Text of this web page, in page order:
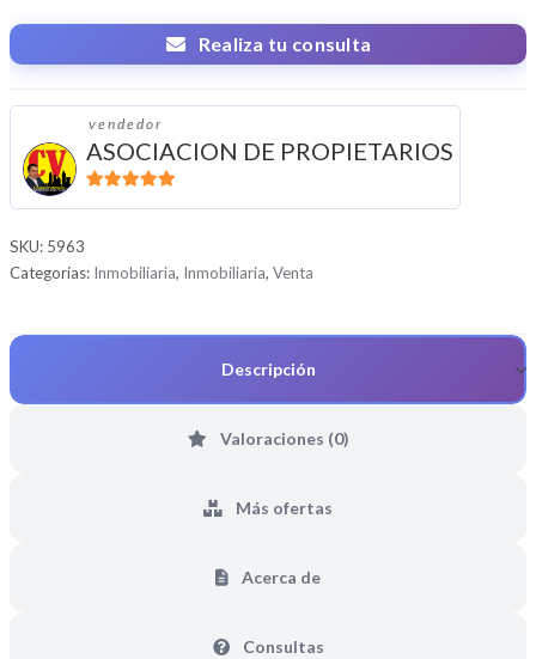
Realiza tu consulta
vendedor
ASOCIACION DE PROPIETARIOS
SKU: 5963
Categorías: Inmobiliaria, Inmobiliaria, Venta
Descripción
Valoraciones (0)
Más ofertas
Acerca de
Consultas